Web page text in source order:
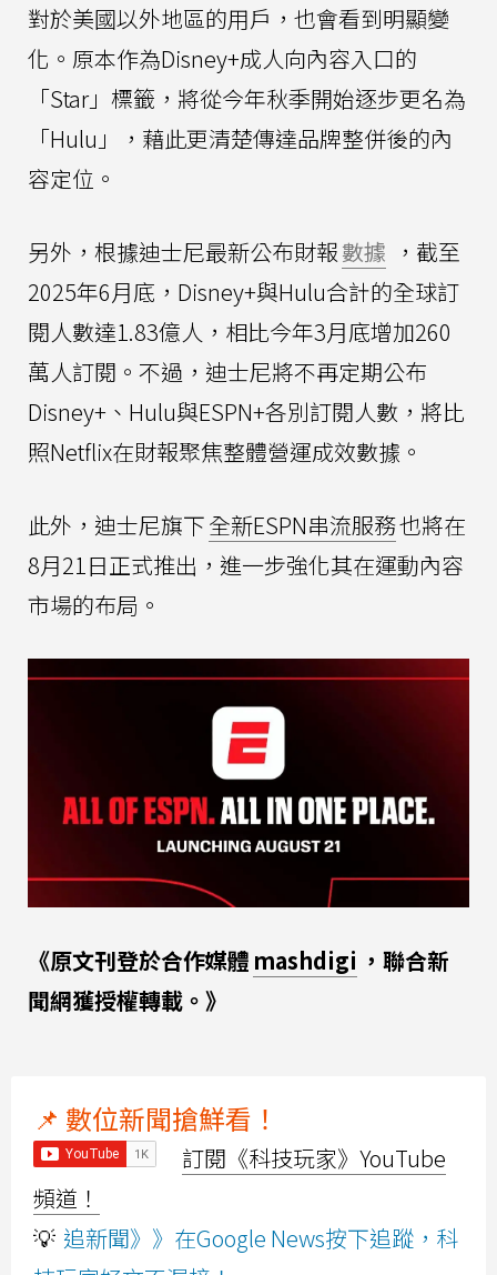
對於美國以外地區的用戶，也會看到明顯變
化。原本作為Disney+成人向內容入口的
「Star」標籤，將從今年秋季開始逐步更名為
「Hulu」，藉此更清楚傳達品牌整併後的內
容定位。
另外，根據迪士尼最新公布財報數據 ，截至
2025年6月底，Disney+與Hulu合計的全球訂
閱人數達1.83億人，相比今年3月底增加260
萬人訂閱。不過，迪士尼將不再定期公布
Disney+、Hulu與ESPN+各別訂閱人數，將比
照Netflix在財報聚焦整體營運成效數據。
此外，迪士尼旗下全新ESPN串流服務也將在
8月21日正式推出，進一步強化其在運動內容
市場的布局。
《原文刊登於合作媒體 mashdigi ，聯合新
聞網獲授權轉載。》
📌 數位新聞搶鮮看！
訂閱《科技玩家》YouTube
頻道！
💡 追新聞》》在Google News按下追蹤，科